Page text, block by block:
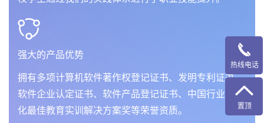
热线电话
置顶
强大的产品优势
拥有多项计算机软件著作权登记证书、发明专利证书、
软件企业认定证书、软件产品登记证书、中国行业信息
化最佳教育实训解决方案奖等荣誉资质。